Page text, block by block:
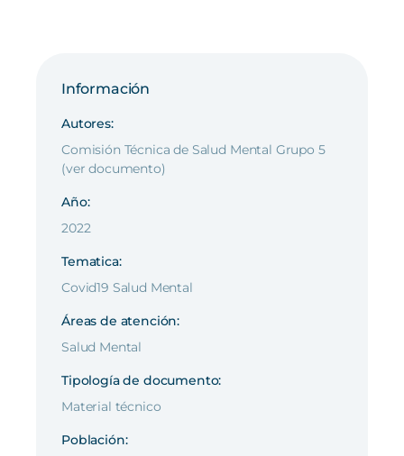
Información
Autores:
Comisión Técnica de Salud Mental Grupo 5
(ver documento)
Año:
2022
Tematica:
Covid19 Salud Mental
Áreas de atención:
Salud Mental
Tipología de documento:
Material técnico
Población: